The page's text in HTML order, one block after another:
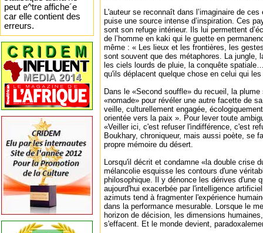
L'auteur se reconnaît dans l’imaginaire de
puise une source intense d’inspiration. Ces
sont son refuge intérieur. Ils lui permettent
de l’homme en kaki qui le guette en
même : « Les lieux et les frontières, les
sont souvent que des métaphores. La jungle,
les ciels lourds de pluie, la conquête
qu'ils déplacent quelque chose en celui qui
Dans le «Second souffle» du recueil, la
«nomade» pour révéler une autre facette de
veille, culturellement engagée,
orientée vers la paix ». Pour lever toute
«Veiller ici, c'est refuser l'indifférence, c'est
Boukhary, chroniqueur, mais aussi poète, se
propre mémoire du désert.
Lorsqu'il décrit et condamne «la double crise
mélancolie esquisse les contours d'une
philosophique. Il y dénonce les dérives d'une
aujourd'hui exacerbée par l'intelligence
azimuts tend à fragmenter l'expérience
dans la performance mesurable. Lorsque le
horizon de décision, les dimensions
s'effacent. Et le monde devient,